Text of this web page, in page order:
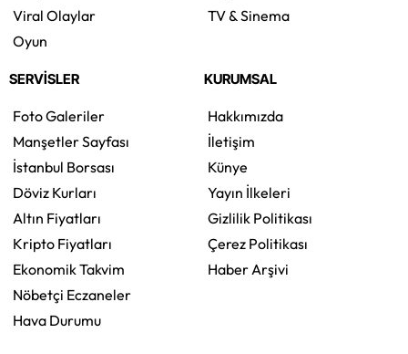
Viral Olaylar
Oyun
TV & Sinema
SERVİSLER
Foto Galeriler
Manşetler Sayfası
İstanbul Borsası
Döviz Kurları
Altın Fiyatları
Kripto Fiyatları
Ekonomik Takvim
Nöbetçi Eczaneler
Hava Durumu
KURUMSAL
Hakkımızda
İletişim
Künye
Yayın İlkeleri
Gizlilik Politikası
Çerez Politikası
Haber Arşivi